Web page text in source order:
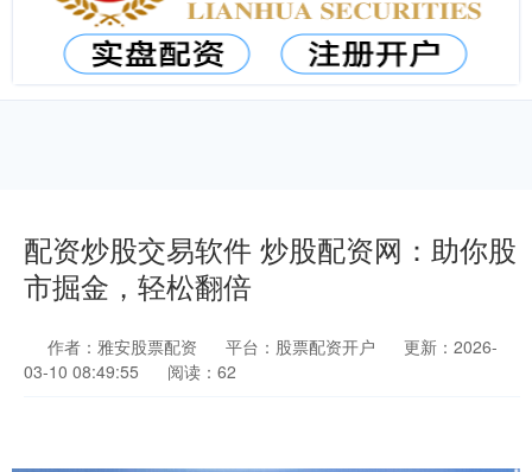
配资炒股交易软件 炒股配资网：助你股
市掘金，轻松翻倍
作者：雅安股票配资 平台：股票配资开户
更新：2026-
03-10 08:49:55
阅读：62